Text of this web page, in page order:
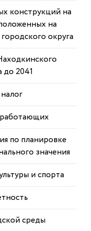
конструкций на
на
округа
до 2041
по планировке
значения
и спорта
среды